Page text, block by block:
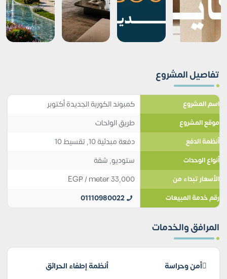
تفاصيل المشروع
اسم المشروع كمبوند الكوربة الجديدة أكتوبر
موقع المشروع طريق الواحات
أنظمة الدفع دفعة مبدئية 10, تقسيط 10
أنواع الوحدات ستوديو, شقة
الأسعار تبداء من 33,000
EGP/ meter
رقم خدمة المبيعات 01110980022
المرافق والخدمات
أمن وحراسة
أنظمة إطفاء الحرائق